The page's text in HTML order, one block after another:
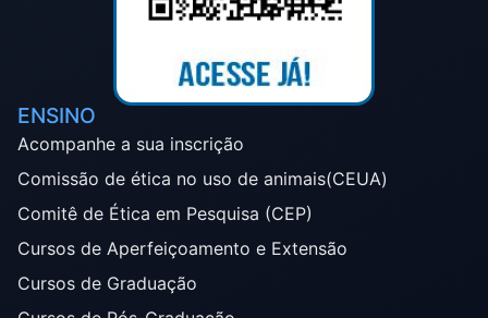
ENSINO
Acompanhe a sua inscrição
Comissão de ética no uso de animais(CEUA)
Comitê de Ética em Pesquisa (CEP)
Cursos de Aperfeiçoamento e Extensão
Cursos de Graduação